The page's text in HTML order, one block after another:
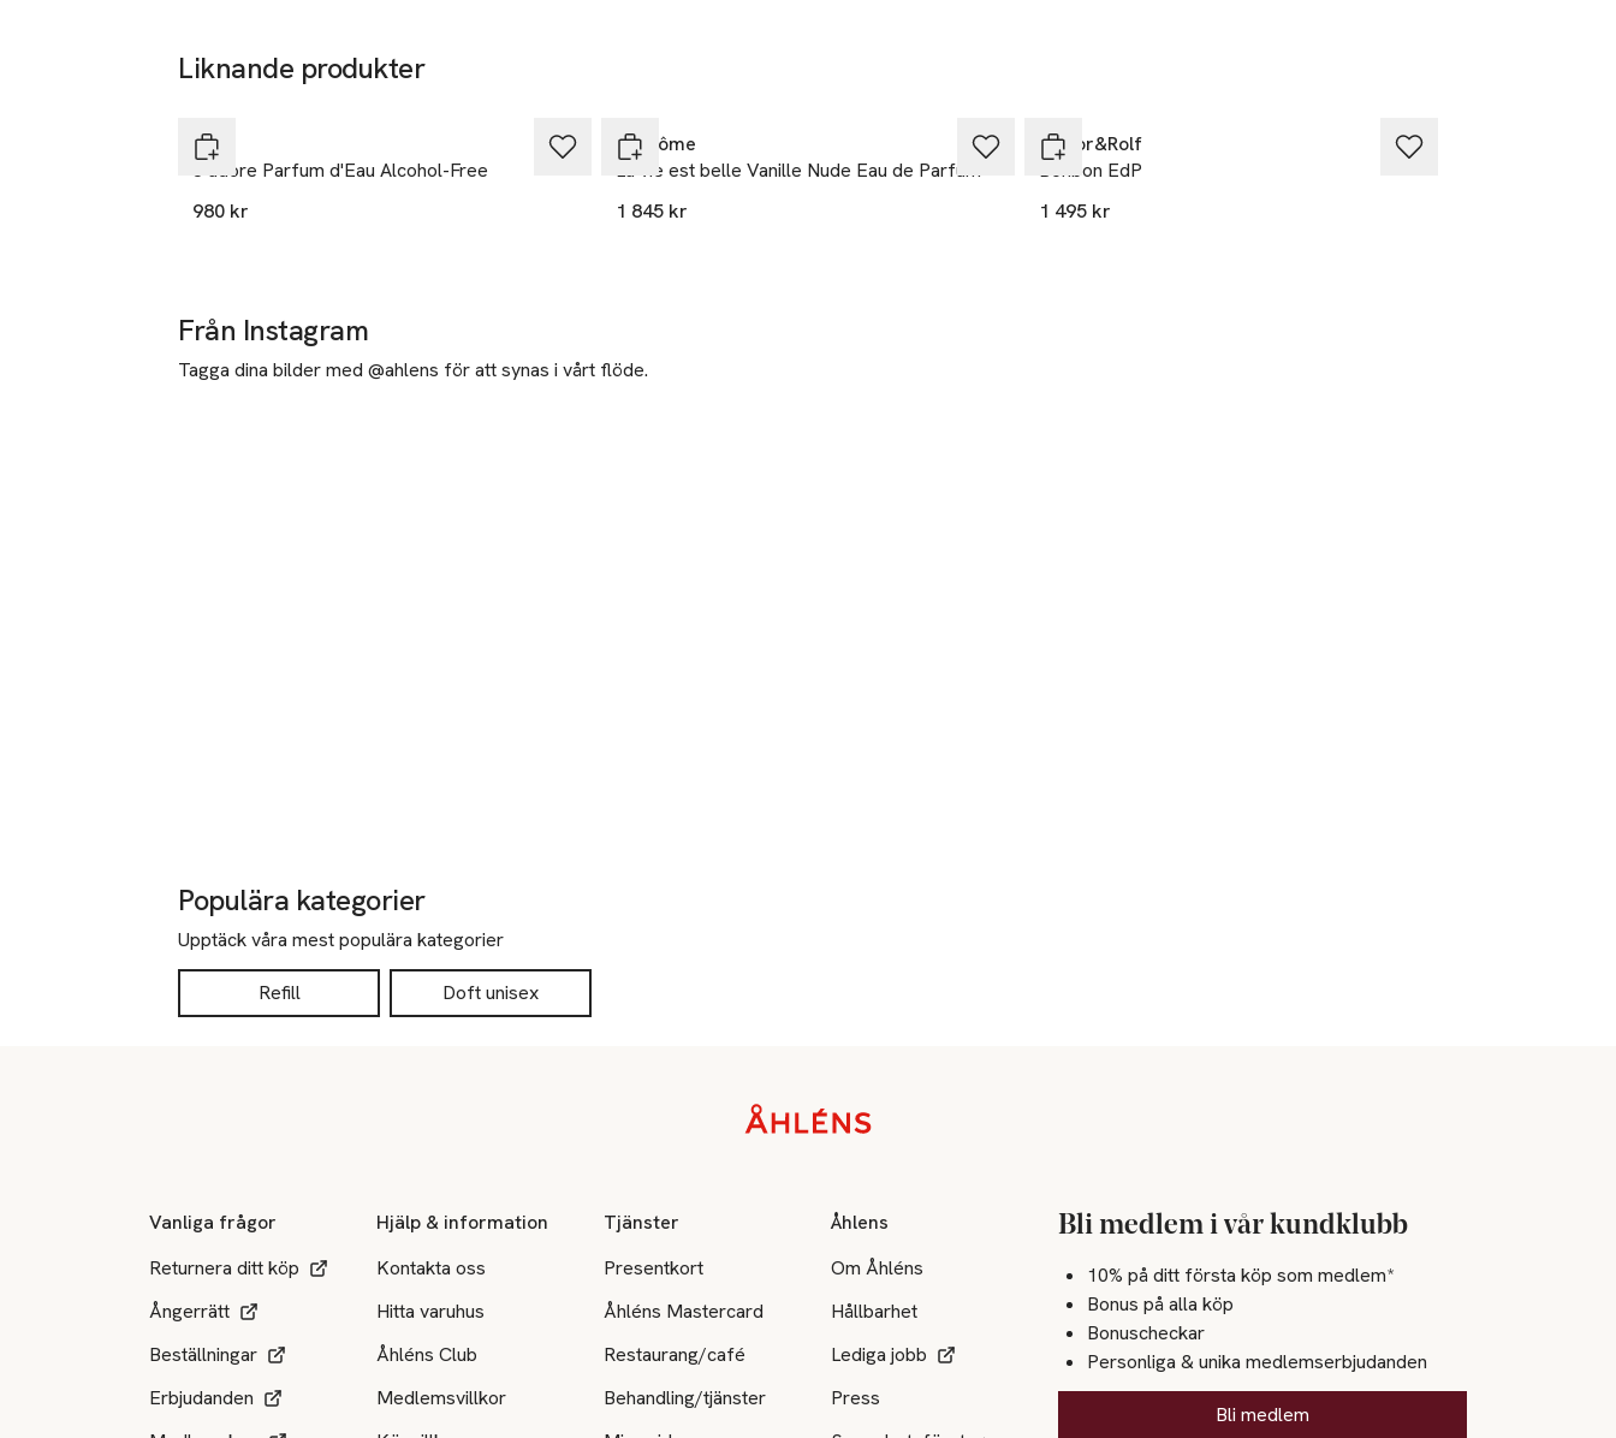
SKU: 88227845
Liknande produkter
DIOR
J’adore Parfum d'Eau Alcohol-Free
980 kr
Lancôme
La vie est belle Vanille Nude Eau de Parfum
1 845 kr
Viktor&Rolf
Bonbon EdP
1 495 kr
Från Instagram
Tagga dina bilder med @ahlens för att synas i vårt flöde.
Populära kategorier
Upptäck våra mest populära kategorier
Refill Doft unisex
Vanliga frågor
Returnera ditt köp
Ångerrätt
Beställningar
Erbjudanden
Hjälp & information
Kontakta oss
Hitta varuhus
Åhléns Club
Medlemsvillkor
Tjänster
Presentkort
Åhléns Mastercard
Restaurang/café
Behandling/tjänster
Åhlens
Om Åhléns
Hållbarhet
Lediga jobb
Press
Bli medlem i vår kundklubb
10% på ditt första köp som medlem*
Bonus på alla köp
Bonuscheckar
Personliga & unika medlemserbjudanden
Bli medlem